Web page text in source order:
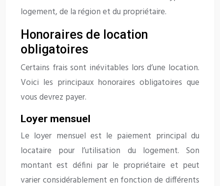
logement, de la région et du propriétaire.
Honoraires de location
obligatoires
Certains frais sont inévitables lors d’une location.
Voici les principaux honoraires obligatoires que
vous devrez payer.
Loyer mensuel
Le loyer mensuel est le paiement principal du
locataire pour l’utilisation du logement. Son
montant est défini par le propriétaire et peut
varier considérablement en fonction de différents